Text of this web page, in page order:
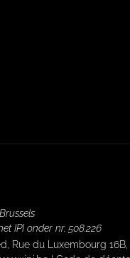
IPI onder nr. 508.226
Rue du Luxembourg 16B,